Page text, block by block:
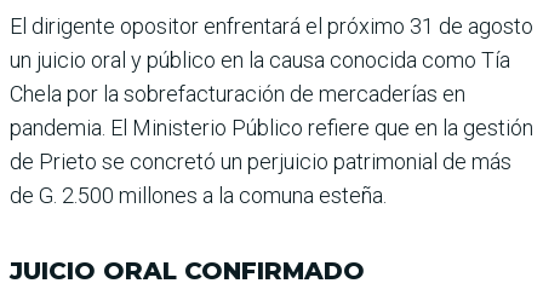
El dirigente opositor enfren­tará el próximo 31 de agosto
un juicio oral y público en la causa conocida como Tía
Chela por la sobrefacturación de mercaderías en
pandemia. El Ministerio Público refiere que en la gestión
de Prieto se concretó un perjuicio patri­monial de más
de G. 2.500 millones a la comuna esteña.
JUICIO ORAL CONFIRMADO